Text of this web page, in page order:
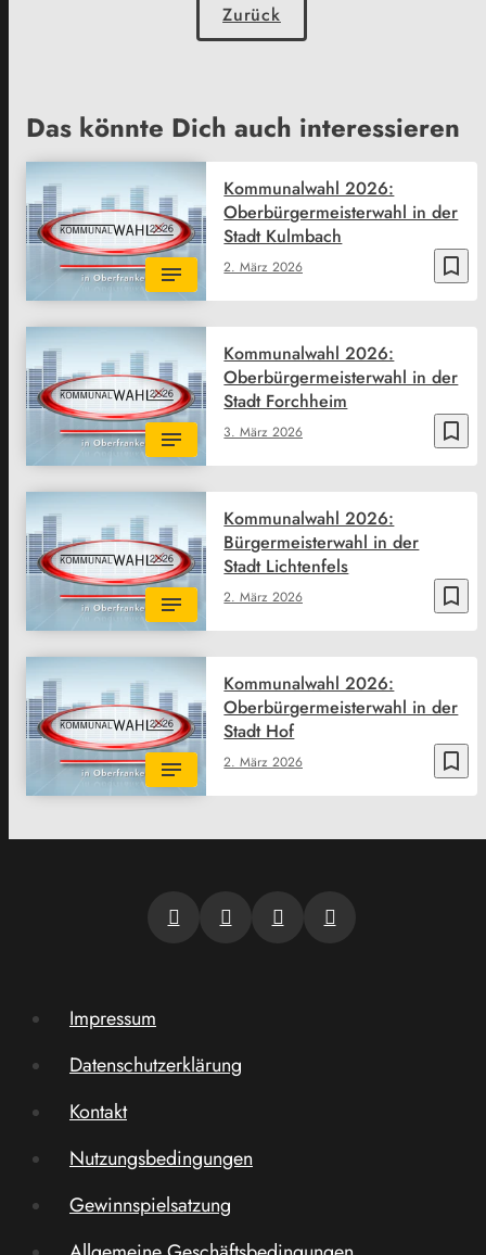
Zurück
Das könnte Dich auch interessieren
bookmark_border
2. März 2026
Kommunalwahl 2026:
Oberbürgermeisterwahl in der
Stadt Kulmbach
bookmark_border
3. März 2026
Kommunalwahl 2026:
Oberbürgermeisterwahl in der
Stadt Forchheim
bookmark_border
2. März 2026
Kommunalwahl 2026:
Bürgermeisterwahl in der
Stadt Lichtenfels
bookmark_border
2. März 2026
Kommunalwahl 2026:
Oberbürgermeisterwahl in der
Stadt Hof
Impressum
Datenschutzerklärung
Kontakt
Nutzungsbedingungen
Gewinnspielsatzung